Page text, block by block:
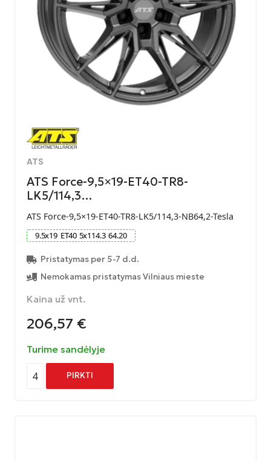
ATS
ATS Force-9,5×19-ET40-TR8-
LK5/114,3…
ATS Force-9,5×19-ET40-TR8-LK5/114,3-NB64,2-Tesla
9.5x19 ET40 5x114.3 64.20
Pristatymas per 5-7 d.d.
Nemokamas pristatymas Vilniaus mieste
Kaina už vnt.
206,57 €
Turime sandėlyje
4 PIRKTI